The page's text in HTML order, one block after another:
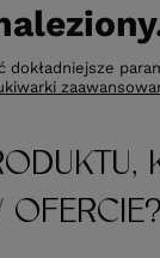
dokładniejsze
OFERCIE?